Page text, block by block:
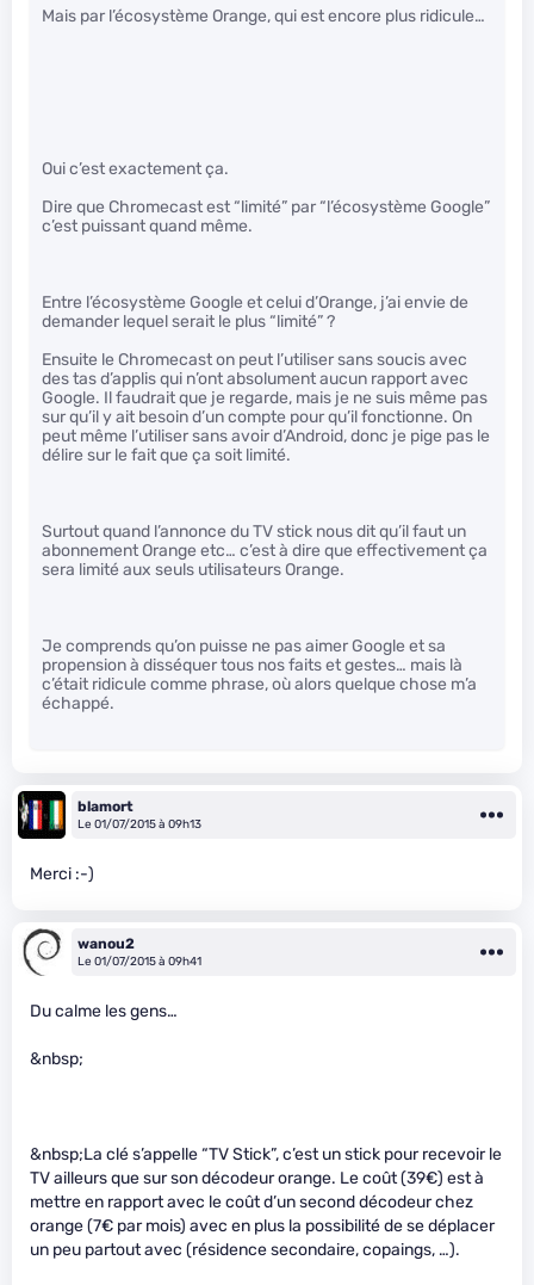
Mais par l’écosystème Orange, qui est encore plus ridicule…
Oui c’est exactement ça.
Dire que Chromecast est “limité” par “l’écosystème Google”
c’est puissant quand même.
Entre l’écosystème Google et celui d’Orange, j’ai envie de
demander lequel serait le plus “limité” ?
Ensuite le Chromecast on peut l’utiliser sans soucis avec
des tas d’applis qui n’ont absolument aucun rapport avec
Google. Il faudrait que je regarde, mais je ne suis même pas
sur qu’il y ait besoin d’un compte pour qu’il fonctionne. On
peut même l’utiliser sans avoir d’Android, donc je pige pas le
délire sur le fait que ça soit limité.
Surtout quand l’annonce du TV stick nous dit qu’il faut un
abonnement Orange etc… c’est à dire que effectivement ça
sera limité aux seuls utilisateurs Orange.
Je comprends qu’on puisse ne pas aimer Google et sa
propension à disséquer tous nos faits et gestes… mais là
c’était ridicule comme phrase, où alors quelque chose m’a
échappé.
blamort
Le 01/07/2015 à 09h13
Merci :-)
wanou2
Le 01/07/2015 à 09h41
Du calme les gens…
&nbsp;
&nbsp;La clé s’appelle “TV Stick”, c’est un stick pour recevoir le
TV ailleurs que sur son décodeur orange. Le coût (39€) est à
mettre en rapport avec le coût d’un second décodeur chez
orange (7€ par mois) avec en plus la possibilité de se déplacer
un peu partout avec (résidence secondaire, copaings, …).